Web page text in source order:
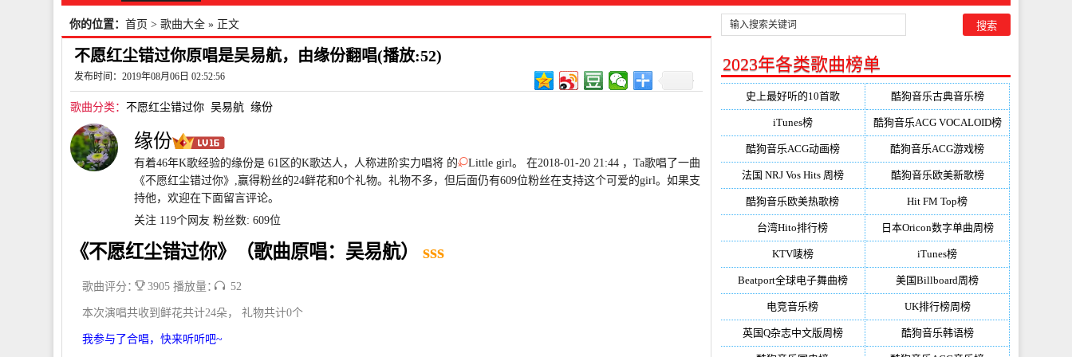
你的位置： 首页 > 歌曲大全 » 正文
不愿红尘错过你原唱是吴易航，由缘份翻唱(播放:52)
发布时间：2019年08月06日 02:52:56
歌曲分类： 不愿红尘错过你 吴易航 缘份
缘份
有着46年K歌经验的缘份是 61区的K歌达人，人称进阶实力唱将 的
Little girl。 在2018-01-20 21:44 ，Ta歌唱了一曲
《不愿红尘错过你》,赢得粉丝的24鲜花和0个礼物。礼物不多，但后面仍有609位粉丝在支持这个可爱的girl。如果支
持他，欢迎在下面留言评论。
关注 119个网友 粉丝数: 609位
《不愿红尘错过你》（歌曲原唱：吴易航） sss
歌曲评分： 3905 播放量： 52
本次演唱共收到鲜花共计24朵， 礼物共计0个
我参与了合唱，快来听听吧~
2023年各类歌曲榜单
史上最好听的10首歌 酷狗音乐古典音乐榜
iTunes榜 酷狗音乐ACG VOCALOID榜
酷狗音乐ACG动画榜 酷狗音乐ACG游戏榜
法国 NRJ Vos Hits 周榜 酷狗音乐欧美新歌榜
酷狗音乐欧美热歌榜 Hit FM Top榜
台湾Hito排行榜 日本Oricon数字单曲周榜
KTV唛榜 iTunes榜
Beatport全球电子舞曲榜 美国Billboard周榜
电竞音乐榜 UK排行榜周榜
英国Q杂志中文版周榜 酷狗音乐韩语榜